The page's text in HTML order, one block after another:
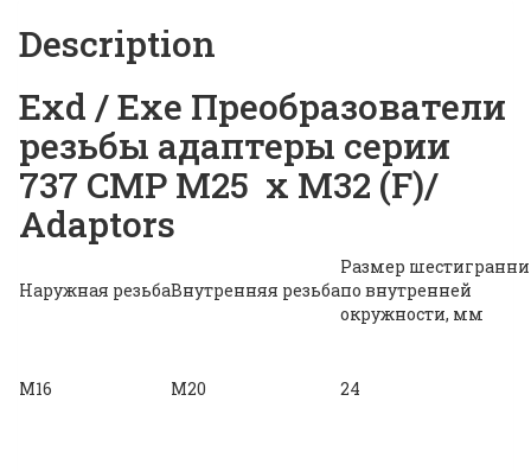
Description
Exd / Exe Преобразователи
резьбы адаптеры серии
737 CMP M25 x M32 (F)/
Adaptors
Наружная резьбаВнутренняя резьба
Размер
по внутренней
окружности, мм
M16 M20 24